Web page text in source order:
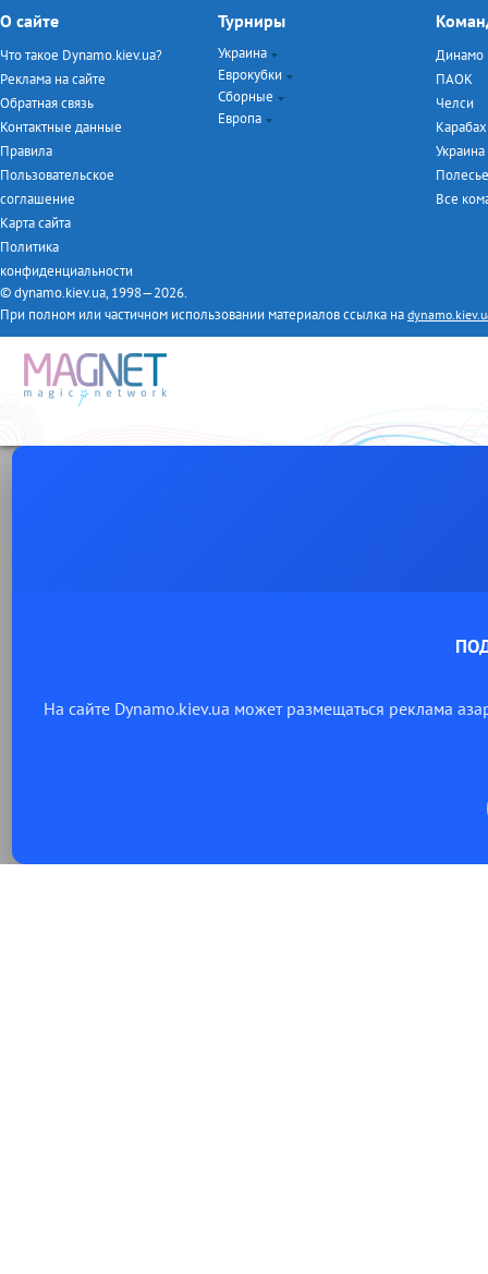
О сайте
Что такое Dynamo.kiev.ua?
Реклама на сайте
Обратная связь
Контактные данные
Правила
Пользовательское
соглашение
Карта сайта
Политика
конфиденциальности
Турниры
Украина
Чемпионат Украины
Кубок Украины
Турнир дублёров
Еврокубки
Лига Чемпионов
Лига Европы
Сборные
Евро-2016
Европа
Динамо
ПАОК
Челси
Карабах
Украина
Полесье
Все
© dynamo.kiev.ua, 1998—2026.
При полном или частичном использовании материалов ссылка на
На сайте Dynamo.kiev.ua может размещаться реклама